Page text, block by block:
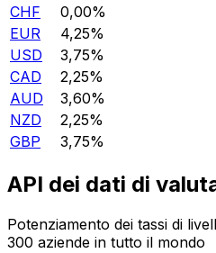
CHF
0,00%
EUR
4,25%
USD
3,75%
CAD
2,25%
AUD
3,60%
NZD
2,25%
GBP
3,75%
API dei dati di
Potenziamento dei tassi di
300 aziende in tutto il mondo